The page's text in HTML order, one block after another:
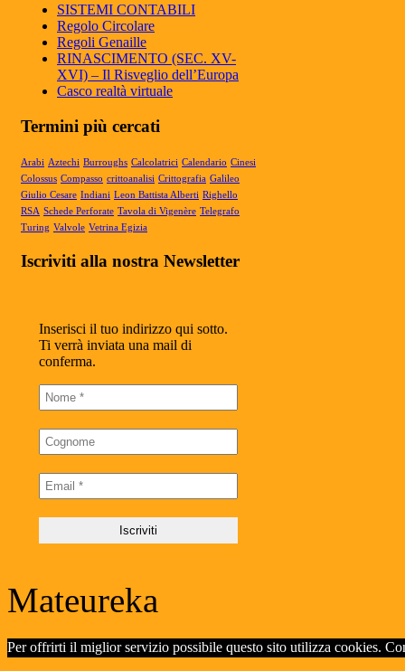
Articolo Geronimo maggio 2025
Articolo Geronimo, maggio 2025...
SISTEMI CONTABILI
Regolo Circolare
Regoli Genaille
RINASCIMENTO (SEC. XV-
XVI) – Il Risveglio dell’Europa
Casco realtà virtuale
Termini più cercati
Arabi Aztechi Burroughs Calcolatrici Calendario Cinesi
Colossus Compasso crittoanalisi Crittografia Galileo
Giulio Cesare Indiani Leon Battista Alberti Righello
RSA Schede Perforate Tavola di Vigenère Telegrafo
Turing Valvole Vetrina Egizia
Iscriviti alla nostra Newsletter
Inserisci il tuo indirizzo qui sotto.
Ti verrà inviata una mail di
conferma.
Mateureka
Per offrirti il miglior servizio possibile questo sito utilizza cookies.